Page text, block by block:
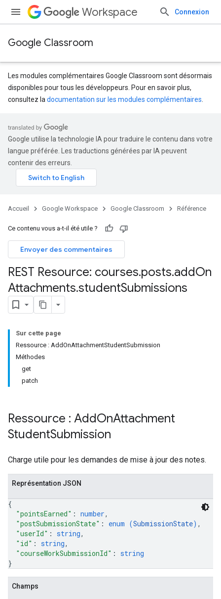
Workspace Connexion
Google Classroom
Les modules complémentaires Google Classroom sont désormais
disponibles pour tous les développeurs. Pour en savoir plus,
consultez la documentation sur les modules complémentaires
Google utilise la technologie IA pour traduire le contenu dans votre
langue préférée. Les traductions générées par IA peuvent
contenir des erreurs.
Accueil Google Workspace Google Classroom Référence
Ce contenu vous a-t-il été utile ?
Envoyer des commentaires
REST Resource: courses.posts.addOn
Attachments.studentSubmissions
Sur cette page
Ressource : AddOnAttachmentStudentSubmission
Méthodes
get
patch
Ressource : AddOnAttachment
StudentSubmission
Charge utile pour les demandes de mise à jour des notes.
Représentation JSON
{
"pointsEarned" : number,
"postSubmissionState" : enum (SubmissionState) ,
"userId" : string,
"id" : string,
"courseWorkSubmissionId" : string
}
Champs